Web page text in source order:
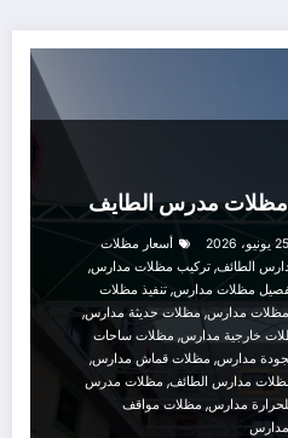
مدرس الطايف
25 يونيو، 2026
أسعار مظلات
الطائف, تركيب مظلات مدارس,
مظلات مدارس, تنفيذ مظلات
مدارس, مظلات حديثة مدارس,
خارجية مدارس, مظلات ساحات
مدارس, مظلات قماش مدارس,
مدارس الطائف, مظلات مدرس
مدارس, مظلات مواقف